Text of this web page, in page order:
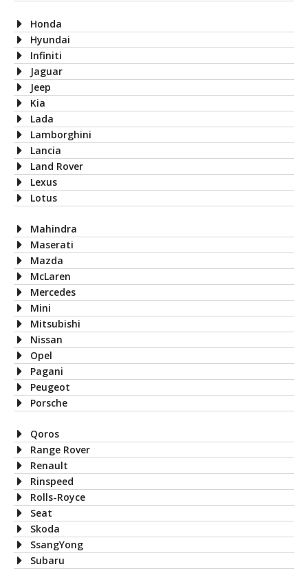
Honda
Hyundai
Infiniti
Jaguar
Jeep
Kia
Lada
Lamborghini
Lancia
Land Rover
Lexus
Lotus
Mahindra
Maserati
Mazda
McLaren
Mercedes
Mini
Mitsubishi
Nissan
Opel
Pagani
Peugeot
Porsche
Qoros
Range Rover
Renault
Rinspeed
Rolls-Royce
Seat
Skoda
SsangYong
Subaru